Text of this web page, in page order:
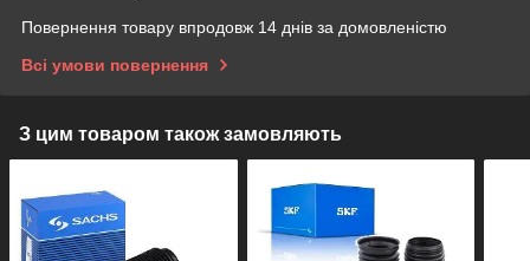
Повернення товару впродовж 14 днів за домовленістю
Всі умови повернення
З цим товаром також замовляють